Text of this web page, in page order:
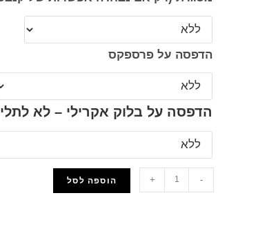
הדפסה על פרספקס
הדפסה על בלוק אקרילי – לא
-
+ הוספה לסל